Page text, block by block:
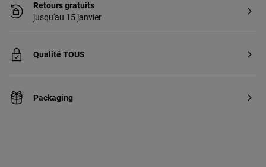
Retours gratuits
jusqu'au 15 janvier
Qualité TOUS
Packaging